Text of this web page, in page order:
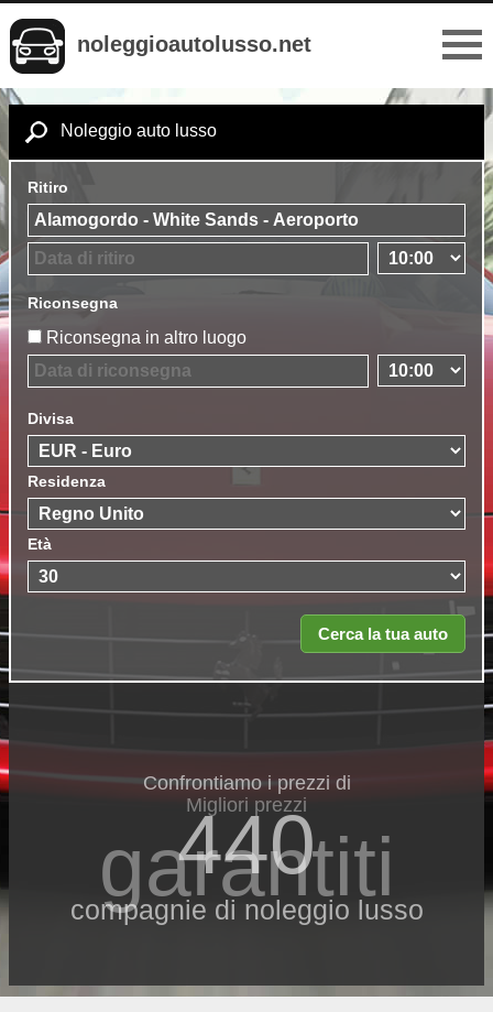
noleggioautolusso.net
Noleggio auto lusso
Ritiro
Riconsegna
Riconsegna in altro luogo
Divisa
Residenza
Età
Confrontiamo i prezzi di
440
compagnie di noleggio lusso
Migliori prezzi
garantiti